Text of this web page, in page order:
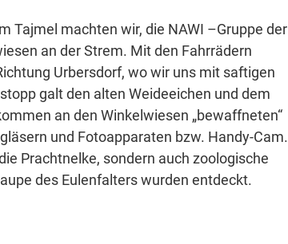
Tajmel machten wir, die NAWI –Gruppe der
an der Strem. Mit den Fahrrädern
Urbersdorf, wo wir uns mit saftigen
galt den alten Weideeichen und dem
an den Winkelwiesen „bewaffneten“
und Fotoapparaten bzw. Handy-Cam.
Prachtnelke, sondern auch zoologische
des Eulenfalters wurden entdeckt.